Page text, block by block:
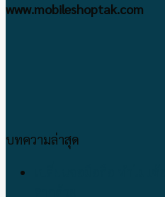
www.mobileshoptak.com
บทความล่าสุด